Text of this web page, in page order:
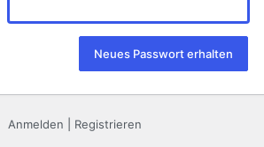
Anmelden Registrieren